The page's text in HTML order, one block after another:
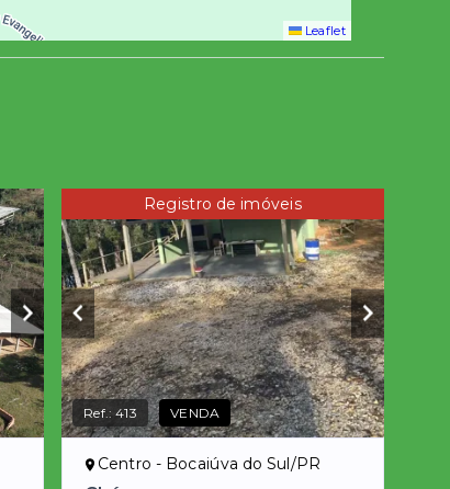
Leaflet
Registro de imóveis
Ref.:413 VENDA
Centro - Bocaiúva do Sul/PR